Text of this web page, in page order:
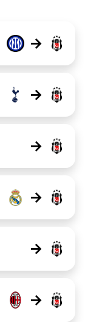
→
→
→
→
→
→